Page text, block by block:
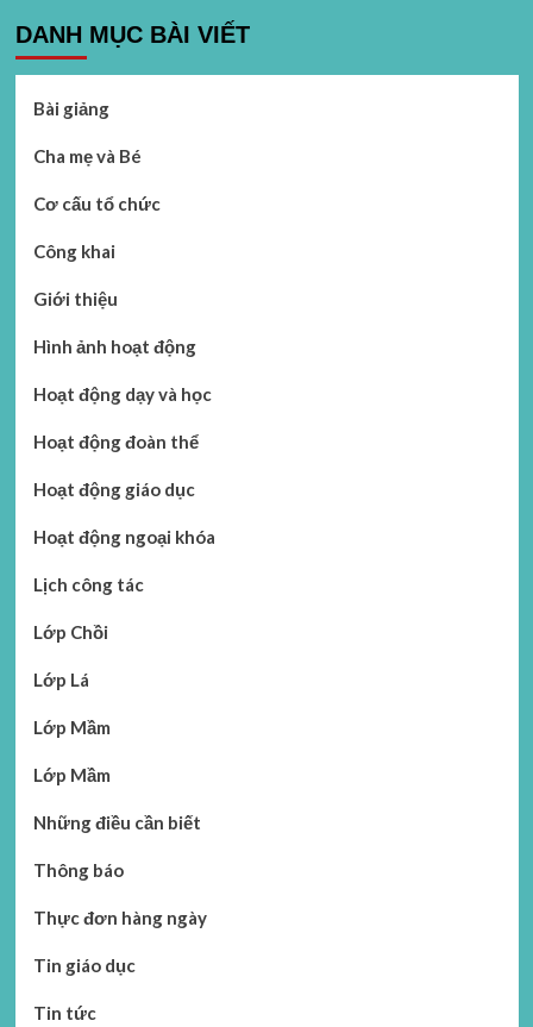
DANH MỤC BÀI VIẾT
Bài giảng
Cha mẹ và Bé
Cơ cấu tổ chức
Công khai
Giới thiệu
Hình ảnh hoạt động
Hoạt động dạy và học
Hoạt động đoàn thể
Hoạt động giáo dục
Hoạt động ngoại khóa
Lịch công tác
Lớp Chồi
Lớp Lá
Lớp Mầm
Lớp Mầm
Những điều cần biết
Thông báo
Thực đơn hàng ngày
Tin giáo dục
Tin tức